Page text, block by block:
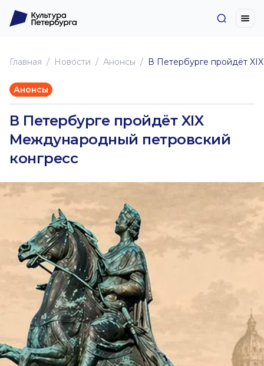
Главная Новоcти Анонсы В Петербурге пройдёт
Анонсы
В Петербурге пройдёт XIX
Международный петровский
конгресс